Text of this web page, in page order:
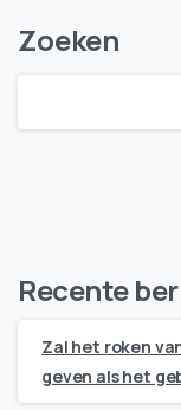
Zoeken
Recente
Zal het roken
geven als het